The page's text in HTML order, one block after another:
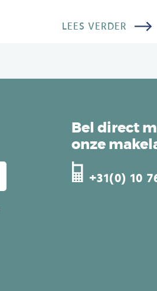
LEES VERDER
Bel direct
onze
+31(0) 10